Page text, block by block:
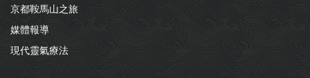
京都鞍馬山之旅
媒體報導
現代靈氣療法